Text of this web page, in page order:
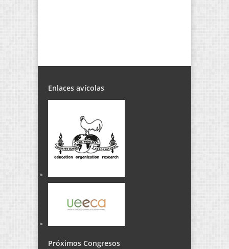
Enlaces avícolas
Próximos Congresos